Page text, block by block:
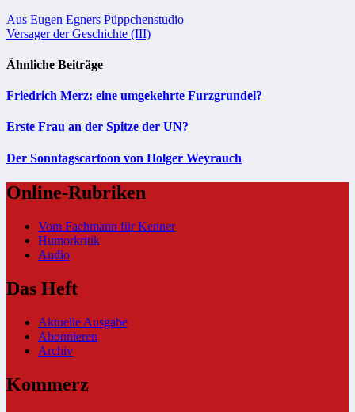
Beitragsnavigation
Aus Eugen Egners Püppchenstudio
Versager der Geschichte (III)
Ähnliche Beiträge
Friedrich Merz: eine umgekehrte Furzgrundel?
Erste Frau an der Spitze der UN?
Der Sonntagscartoon von Holger Weyrauch
Online-Rubriken
Vom Fachmann für Kenner
Humorkritik
Audio
Das Heft
Aktuelle Ausgabe
Abonnieren
Archiv
Kommerz